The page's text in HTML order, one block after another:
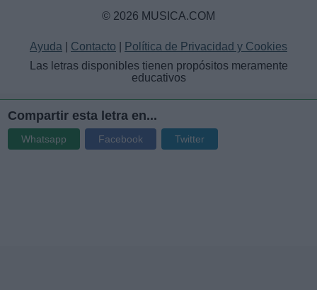
© 2026 MUSICA.COM
Ayuda Contacto
Política de Privacidad y Cookies
Las letras disponibles tienen propósitos meramente
educativos
Compartir esta letra en...
Whatsapp Facebook Twitter